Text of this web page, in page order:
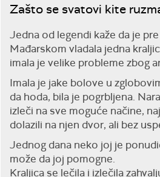
Zašto se svatovi kite
Jedna od legendi kaže da je
Mađarskom vladala jedna
imala je velike probleme zbog
Imala je jake bolove u
da hoda, bila je pogrbljena.
izleči na sve moguće načine,
dolazili na njen dvor, ali bez
Jednog dana neko joj je
može da joj pomogne.
Kraljica se lečila i izlečila